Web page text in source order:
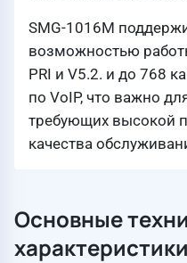
SMG-1016M
возможностью
PRI и V5.2. и до 768
по VoIP, что важно
требующих высокой
качества
Основные
характеристики